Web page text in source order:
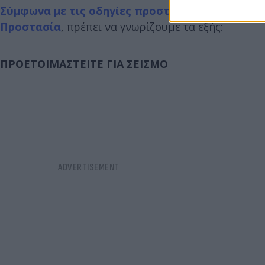
Σύμφωνα με τις οδηγίες προστασίας για το
Προστασία, πρέπει να γνωρίζουμε τα εξής:
ΠΡΟΕΤΟΙΜΑΣΤΕΙΤΕ ΓΙΑ ΣΕΙΣΜΟ